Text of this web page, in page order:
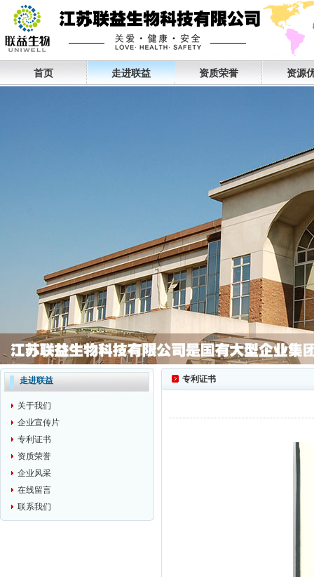
首页 走进联益 资质荣誉 资源
走进联益
关于我们
企业宣传片
专利证书
资质荣誉
企业风采
在线留言
联系我们
专利证书